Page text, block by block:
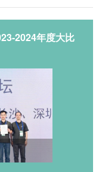
2024年度大比